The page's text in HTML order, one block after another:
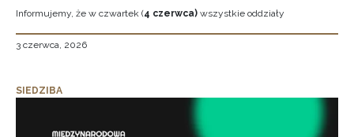
Informujemy, że w czwartek (4 czerwca) wszystkie oddziały
3 czerwca, 2026
SIEDZIBA